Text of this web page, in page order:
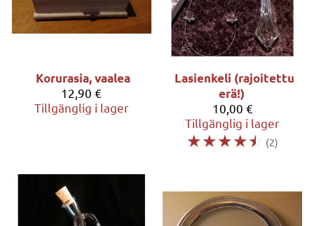
Korurasia, vaalea
12,90 €
Tillgänglig i lager
Lasienkeli (rajoitettu
erä!)
10,00 €
Tillgänglig i lager
☆☆☆☆☆ (2)